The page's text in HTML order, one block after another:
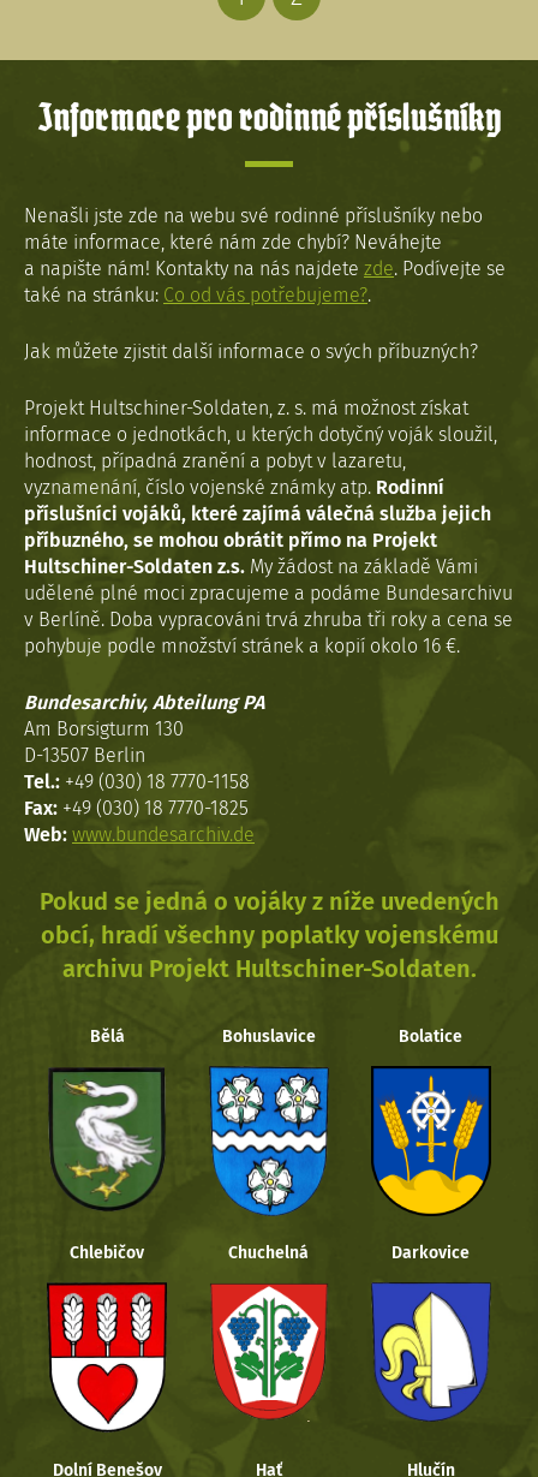
Informace pro rodinné příslušníky
Nenašli jste zde na webu své rodinné příslušníky nebo
máte informace, které nám zde chybí? Neváhejte
a napište nám! Kontakty na nás najdete zde. Podívejte se
také na stránku: Co od vás potřebujeme?.
Jak můžete zjistit další informace o svých příbuzných?
Projekt Hultschiner-Soldaten, z. s. má možnost získat
informace o jednotkách, u kterých dotyčný voják sloužil,
hodnost, případná zranění a pobyt v lazaretu,
vyznamenání, číslo vojenské známky atp. Rodinní
příslušníci vojáků, které zajímá válečná služba jejich
příbuzného, se mohou obrátit přímo na Projekt
Hultschiner-Soldaten z.s. My žádost na základě Vámi
udělené plné moci zpracujeme a podáme Bundesarchivu
v Berlíně. Doba vypracováni trvá zhruba tři roky a cena se
pohybuje podle množství stránek a kopií okolo 16 €.
Bundesarchiv, Abteilung PA
Am Borsigturm 130
D-13507 Berlin
Tel.: +49 (030) 18 7770-1158
Fax: +49 (030) 18 7770-1825
Web: www.bundesarchiv.de
Pokud se jedná o vojáky z níže uvedených
obcí, hradí všechny poplatky vojenskému
archivu Projekt Hultschiner-Soldaten.
Bělá Bohuslavice Bolatice
Chlebičov Chuchelná Darkovice
Dolní Benešov Hať Hlučín